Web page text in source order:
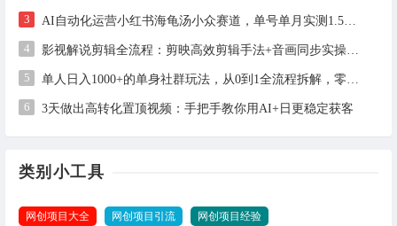
3 AI自动化运营小红书海龟汤小众赛道，单号单月实测1.5w+，多账号矩阵操作全解析
4 影视解说剪辑全流程：剪映高效剪辑手法+音画同步实操指南
5 单人日入1000+的单身社群玩法，从0到1全流程拆解，零基础也能照做
6 3天做出高转化置顶视频：手把手教你用AI+日更稳定获客
类别小工具
网创项目大全 网创项目引流 网创项目经验